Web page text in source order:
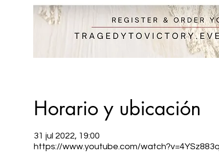
Horario y ubicación
31 jul 2022, 19:00
https://www.youtube.com/